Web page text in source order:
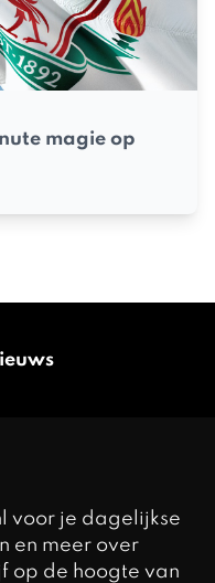
magie op
voor je dagelijkse
en meer over
op de hoogte van